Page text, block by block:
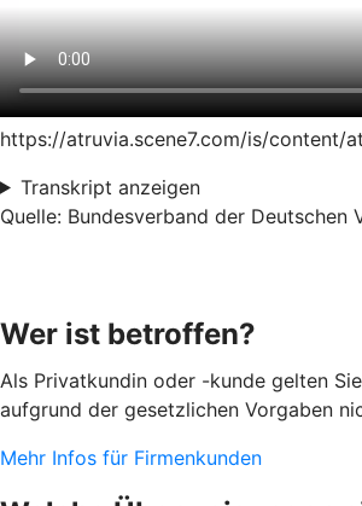
https://atruvia.scene7.com/is/content/
Transkript anzeigen
Quelle: Bundesverband der
Wer ist betroffen?
Als Privatkundin oder -kunde gelten
aufgrund der gesetzlichen Vorgaben
Mehr Infos für Firmenkunden